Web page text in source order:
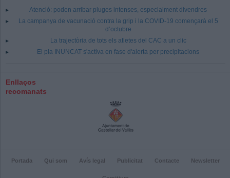
Atenció: poden arribar pluges intenses, especialment divendres
La campanya de vacunació contra la grip i la COVID-19 començarà el 5
d’octubre
La trajectòria de tots els atletes del CAC a un clic
El pla INUNCAT s'activa en fase d'alerta per precipitacions
Enllaços
recomanats
Portada Qui som Avís legal Publicitat Contacte Newsletter